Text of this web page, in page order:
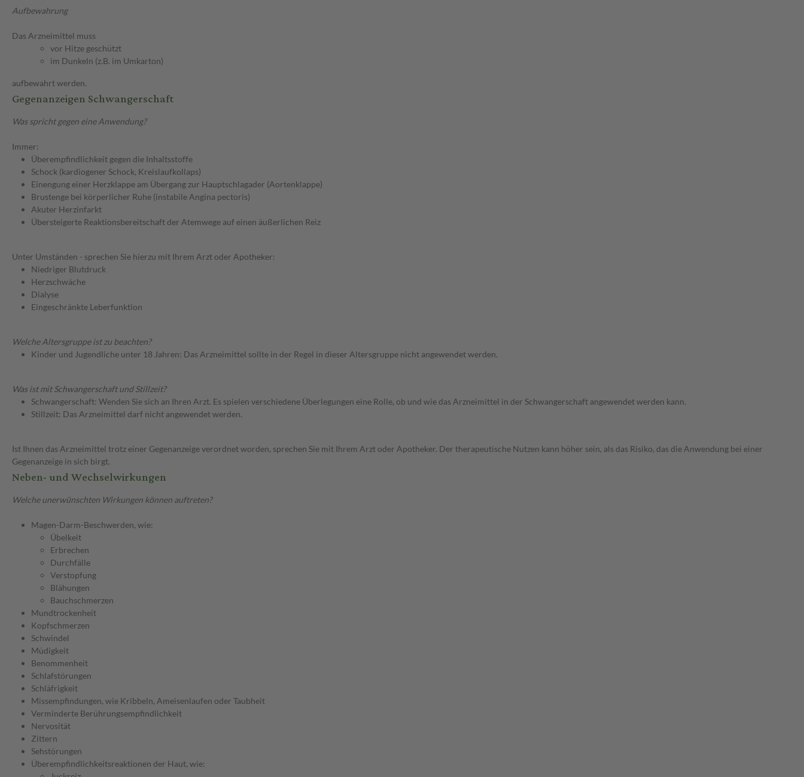
Aufbewahrung
Das Arzneimittel muss
vor Hitze geschützt
im Dunkeln (z.B. im Umkarton)
aufbewahrt werden.
Gegenanzeigen Schwangerschaft
Was spricht gegen eine Anwendung?
Immer:
Überempfindlichkeit gegen die Inhaltsstoffe
Schock (kardiogener Schock, Kreislaufkollaps)
Einengung einer Herzklappe am Übergang zur Hauptschlagader (Aortenklappe)
Brustenge bei körperlicher Ruhe (instabile Angina pectoris)
Akuter Herzinfarkt
Übersteigerte Reaktionsbereitschaft der Atemwege auf einen äußerlichen Reiz
Unter Umständen - sprechen Sie hierzu mit Ihrem Arzt oder Apotheker:
Niedriger Blutdruck
Herzschwäche
Dialyse
Eingeschränkte Leberfunktion
Welche Altersgruppe ist zu beachten?
Kinder und Jugendliche unter 18 Jahren: Das Arzneimittel sollte in der Regel in dieser Altersgruppe nicht angewendet werden.
Was ist mit Schwangerschaft und Stillzeit?
Schwangerschaft: Wenden Sie sich an Ihren Arzt. Es spielen verschiedene Überlegungen eine Rolle, ob und wie das Arzneimittel in der Schwangerschaft angewendet werden kann.
Stillzeit: Das Arzneimittel darf nicht angewendet werden.
Ist Ihnen das Arzneimittel trotz einer Gegenanzeige verordnet worden, sprechen Sie mit Ihrem Arzt oder Apotheker. Der therapeutische Nutzen kann höher sein, als das Risiko, das die Anwendung bei einer
Gegenanzeige in sich birgt.
Neben- und Wechselwirkungen
Welche unerwünschten Wirkungen können auftreten?
Magen-Darm-Beschwerden, wie:
Übelkeit
Erbrechen
Durchfälle
Verstopfung
Blähungen
Bauchschmerzen
Mundtrockenheit
Kopfschmerzen
Schwindel
Müdigkeit
Benommenheit
Schlafstörungen
Schläfrigkeit
Missempfindungen, wie Kribbeln, Ameisenlaufen oder Taubheit
Verminderte Berührungsempfindlichkeit
Nervosität
Zittern
Sehstörungen
Überempfindlichkeitsreaktionen der Haut, wie: